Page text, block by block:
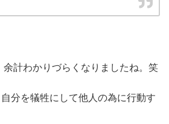
計わかりづらくなりましたね。笑
分を犠牲にして他人の為に行動す